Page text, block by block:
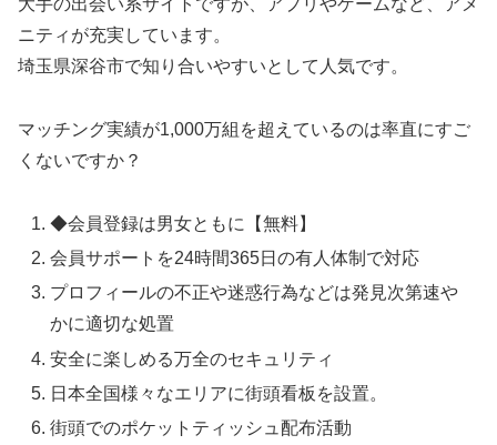
大手の出会い系サイトですが、アプリやゲームなど、アメ
ニティが充実しています。
埼玉県深谷市で知り合いやすいとして人気です。
マッチング実績が1,000万組を超えているのは率直にすご
くないですか？
◆会員登録は男女ともに【無料】
会員サポートを24時間365日の有人体制で対応
プロフィールの不正や迷惑行為などは発見次第速や
かに適切な処置
安全に楽しめる万全のセキュリティ
日本全国様々なエリアに街頭看板を設置。
街頭でのポケットティッシュ配布活動